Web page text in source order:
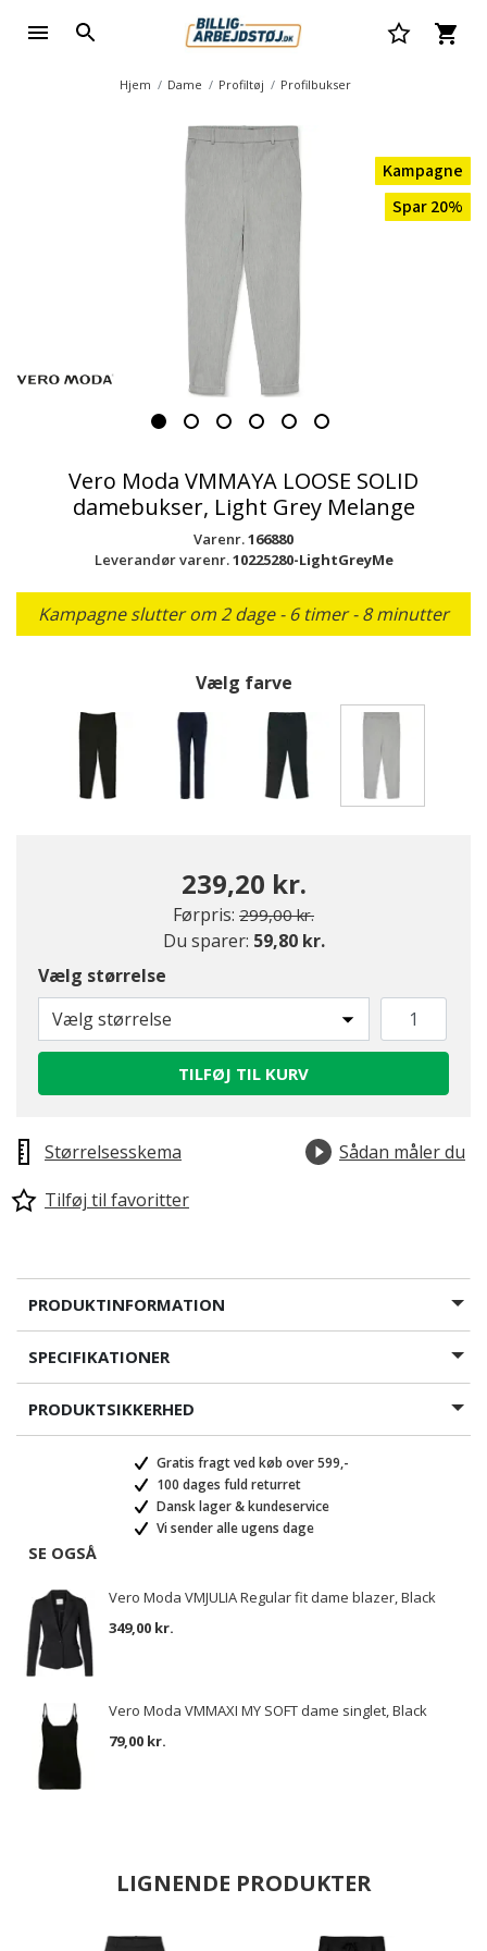
Hjem Dame Profiltøj Profilbukser
Kampagne
Spar 20%
Vero Moda VMMAYA LOOSE SOLID
damebukser, Light Grey Melange
Varenr.166880
Leverandør varenr.10225280-LightGreyMe
Kampagne slutter om 2 dage - 6 timer - 8 minutter
Vælg farve
239,20 kr.
Førpris: Pris nedsat fra
299,00 kr.til
Du sparer: 59,80 kr.
Vælg størrelse
Vælg størrelse
TILFØJ TIL KURV
Størrelsesskema
Sådan måler du
Tilføj til favoritter
PRODUKTINFORMATION
SPECIFIKATIONER
PRODUKTSIKKERHED
Gratis fragt ved køb over 599,-
100 dages fuld returret
Dansk lager & kundeservice
Vi sender alle ugens dage
SE OGSÅ
Vero Moda VMJULIA Regular fit dame blazer, Black
349,00 kr.
Vero Moda VMMAXI MY SOFT dame singlet, Black
79,00 kr.
LIGNENDE PRODUKTER